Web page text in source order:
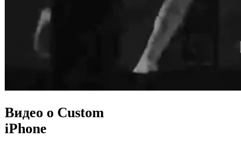
Видео о Custom
iPhone